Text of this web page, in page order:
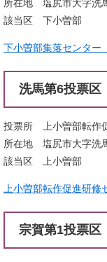
所在地 塩尻市大字洗
該当区 下小曽部
下小曽部集落センタ
洗馬第6投票区
投票所 上小曽部転作
所在地 塩尻市大字洗
該当区 上小曽部
上小曽部転作促進研
宗賀第1投票区